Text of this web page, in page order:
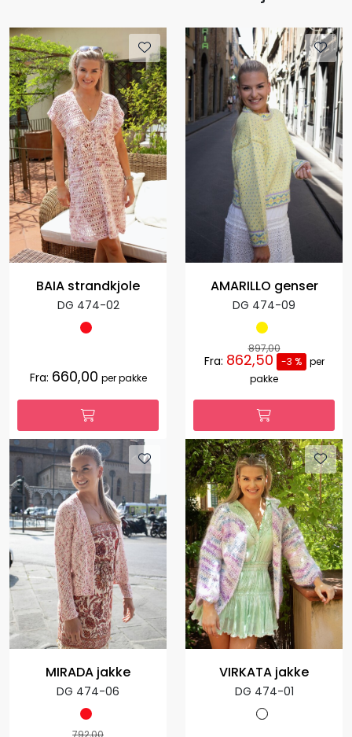
BAIA strandkjole
DG 474-02
Fra: 660,00 per pakke
AMARILLO genser
DG 474-09
897,00
Fra: 862,50 -3 %
per
pakke
MIRADA jakke
DG 474-06
792,00
VIRKATA jakke
DG 474-01